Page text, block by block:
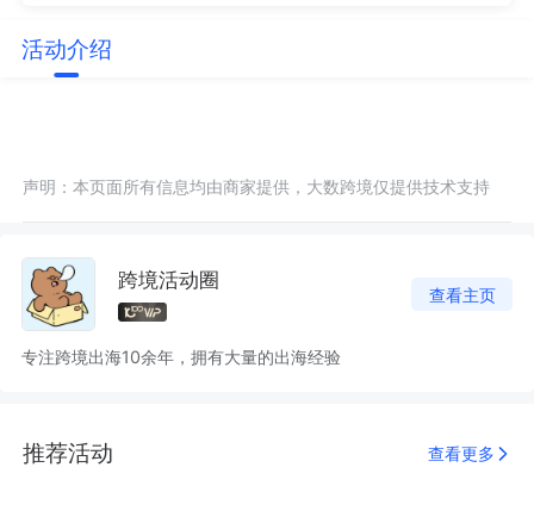
活动介绍
声明：本页面所有信息均由商家提供，大数跨境仅提供技术支持
跨境活动圈
查看主页
专注跨境出海10余年，拥有大量的出海经验
推荐活动 查看更多